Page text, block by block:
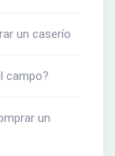
un caserío
campo?
un